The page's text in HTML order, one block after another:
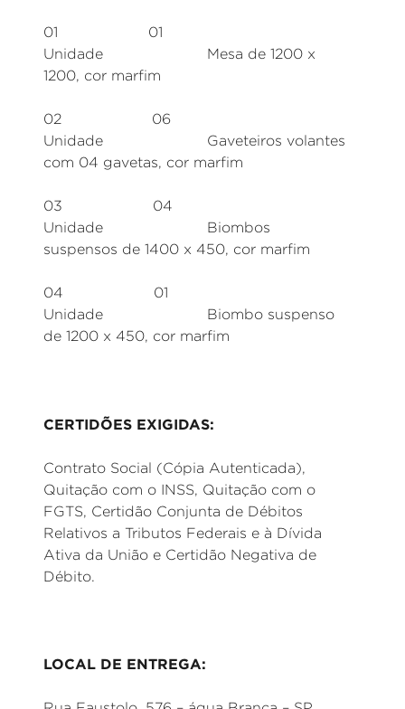
01 01
Unidade Mesa de 1200 x
1200, cor marfim
02 06
Unidade Gaveteiros volantes
com 04 gavetas, cor marfim
03 04
Unidade Biombos
suspensos de 1400 x 450, cor marfim
04 01
Unidade Biombo suspenso
de 1200 x 450, cor marfim
CERTIDÕES EXIGIDAS:
Contrato Social (Cópia Autenticada),
Quitação com o INSS, Quitação com o
FGTS, Certidão Conjunta de Débitos
Relativos a Tributos Federais e à Dívida
Ativa da União e Certidão Negativa de
Débito.
LOCAL DE ENTREGA: